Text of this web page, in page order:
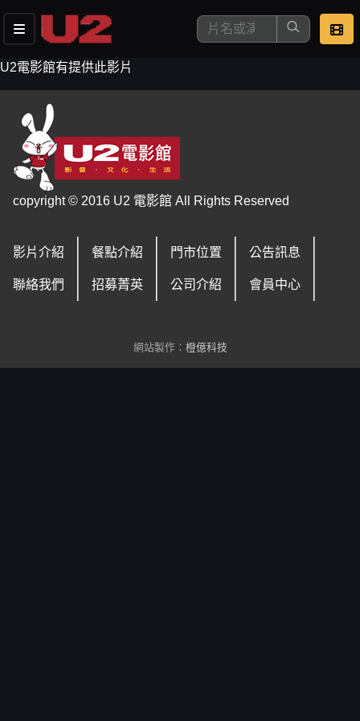
去敲定看片時間
U2電影館有提供此影片
copyright © 2016 U2 電影館 All Rights Reserved
影片介紹 餐點介紹 門市位置 公告訊息
聯絡我們 招募菁英 公司介紹 會員中心
網站製作： 橙億科技